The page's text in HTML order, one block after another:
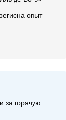
опыт
за горячую